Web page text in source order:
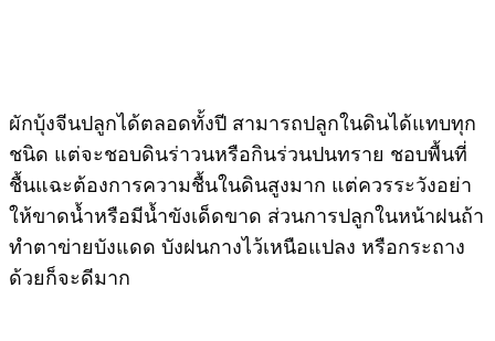
ผักบุ้งจีนปลูกได้ตลอดทั้งปี สามารถปลูกในดินได้แทบทุก
ชนิด แต่จะชอบดินร่าวนหรือกินร่วนปนทราย ชอบพื้นที่
ชื้นแฉะต้องการความชื้นในดินสูงมาก แต่ควรระวังอย่า
ให้ขาดน้ำหรือมีน้ำขังเด็ดขาด ส่วนการปลูกในหน้าฝนถ้า
ทำตาข่ายบังแดด บังฝนกางไว้เหนือแปลง หรือกระถาง
ด้วยก็จะดีมาก